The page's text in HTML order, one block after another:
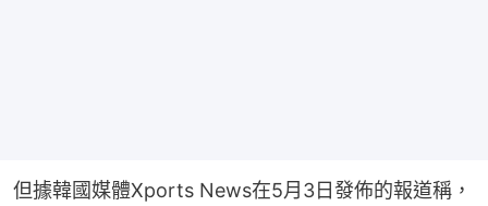
但據韓國媒體Xports News在5月3日發佈的報道稱，